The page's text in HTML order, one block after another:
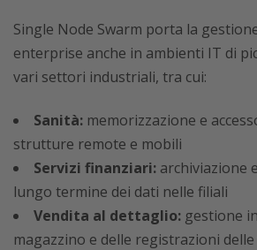
Single Node Swarm porta la
enterprise anche in ambienti IT di
vari settori industriali, tra cui:
Sanità: memorizzazione e
strutture remote e mobili
Servizi finanziari: archiviazione
lungo termine dei dati nelle filiali
Vendita al dettaglio: gestione
magazzino e delle registrazioni